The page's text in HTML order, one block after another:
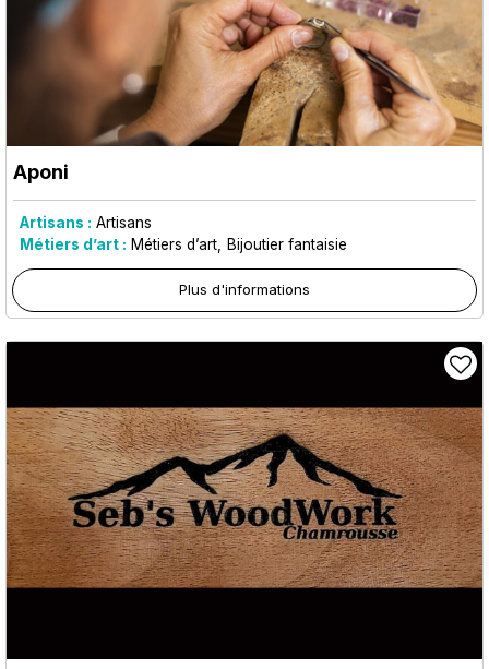
Aponi
Artisans : Artisans
Métiers d’art : Métiers d’art Bijoutier fantaisie
Plus d'informations